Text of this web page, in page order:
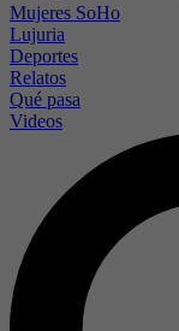
Mujeres SoHo
Lujuria
Deportes
Relatos
Qué pasa
Videos